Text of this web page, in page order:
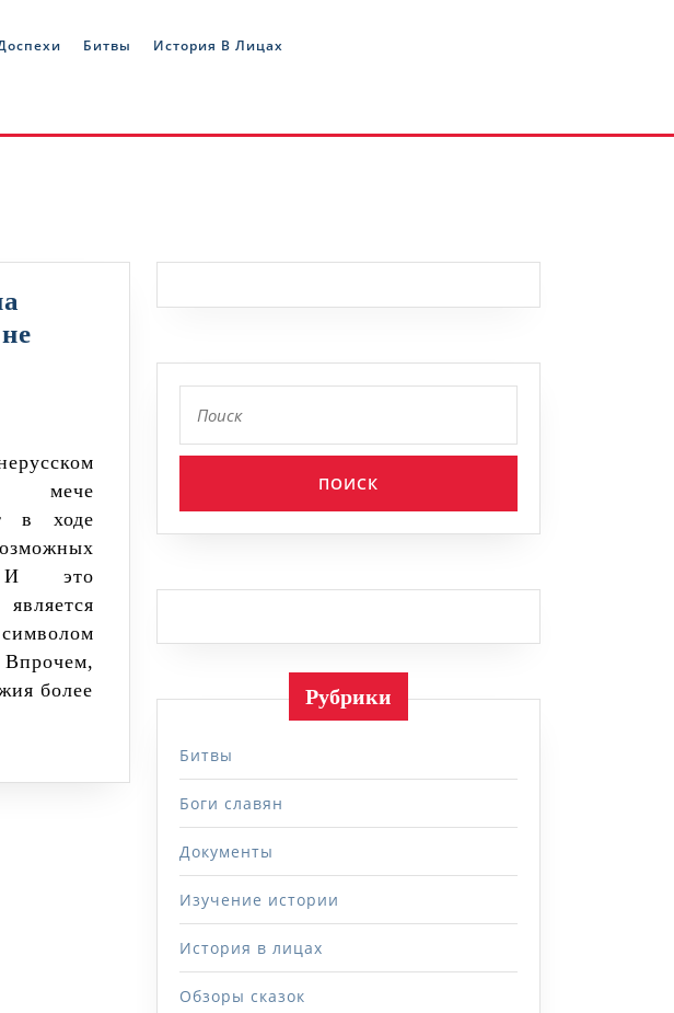
Битвы История В Лицах
мече
в ходе
И это
более
Рубрики
Битвы
Боги славян
Документы
Изучение истории
История в лицах
Обзоры сказок